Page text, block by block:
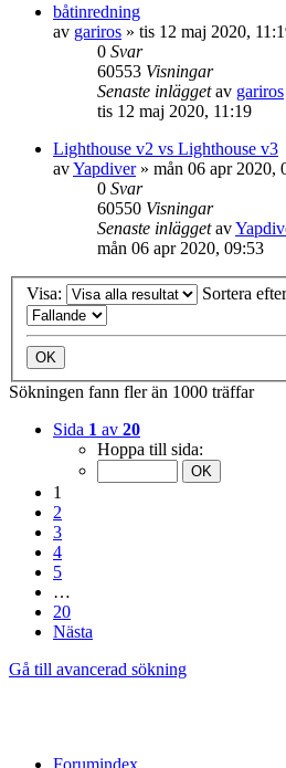
båtinredning
av gariros » tis 12 maj 2020,
0 Svar
60553 Visningar
Senaste inläggetav gariros
tis 12 maj 2020, 11:19
Lighthouse v2 vs Lighthouse v3
avYapdiver» mån 06 apr 2020,
0 Svar
60550 Visningar
Senaste inläggetav
mån 06 apr 2020, 09:53
Visa: Sortera
Sökningen fann fler än 1000 träffar
Sida 1 av 20
Hoppa till sida:
1
2
3
4
5
…
20
Nästa
Gå till avancerad sökning